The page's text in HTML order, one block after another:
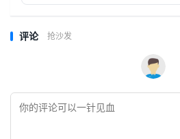
评论 抢沙发